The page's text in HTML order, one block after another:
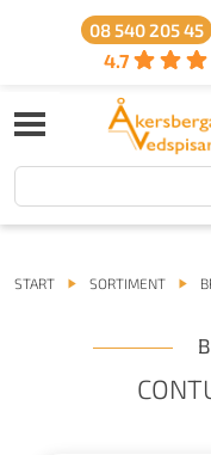
08 540 205 45
4.7
START SORTIMENT